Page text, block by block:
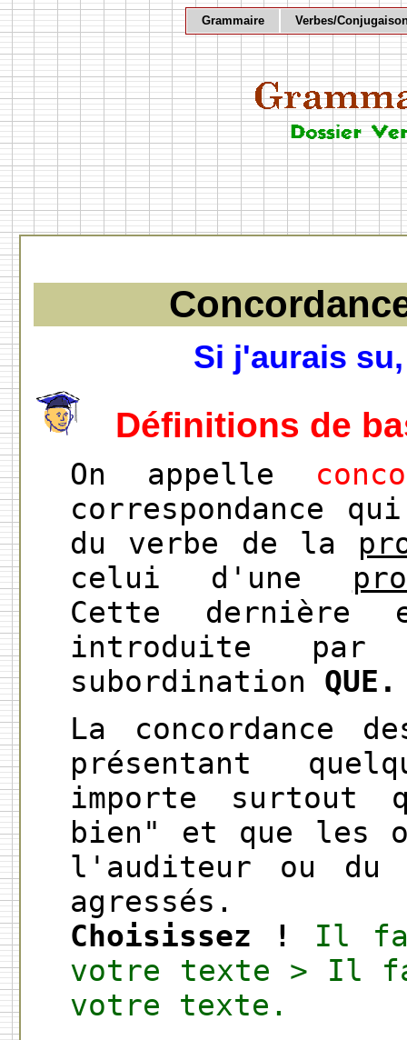
Grammaire Verbes/
Si j'aurais
Définitions de
On appelle
correspondance
du verbe de la
celui d'une
Cette dernière
introduite par
subordination QUE.
La concordance
présentant
importe surtout
bien" et que les
l'auditeur ou du
agressés.
Choisissez !
Il
votre texte > Il
votre texte.